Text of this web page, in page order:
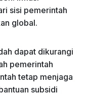
sisi pemerintah
global.
dapat dikurangi
pemerintah
tetap menjaga
subsidi